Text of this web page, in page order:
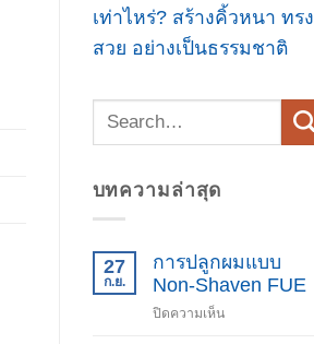
เท่าไหร่? สร้างคิ้วหนา ทรง
สวย อย่างเป็นธรรมชาติ
บทความล่าสุด
27
ก.ย.
การปลูกผมแบบ
Non-Shaven FUE
ปิดความเห็นบน